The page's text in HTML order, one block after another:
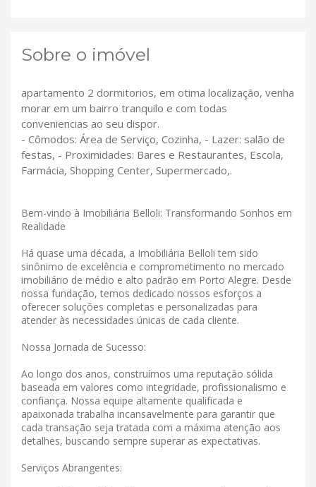
Sobre o imóvel
apartamento 2 dormitorios, em otima localização, venha
morar em um bairro tranquilo e com todas
conveniencias ao seu dispor.
- Cômodos: Área de Serviço, Cozinha, - Lazer: salão de
festas, - Proximidades: Bares e Restaurantes, Escola,
Farmácia, Shopping Center, Supermercado,.
Bem-vindo à Imobiliária Belloli: Transformando Sonhos em
Realidade
Há quase uma década, a Imobiliária Belloli tem sido
sinônimo de excelência e comprometimento no mercado
imobiliário de médio e alto padrão em Porto Alegre. Desde
nossa fundação, temos dedicado nossos esforços a
oferecer soluções completas e personalizadas para
atender às necessidades únicas de cada cliente.
Nossa Jornada de Sucesso:
Ao longo dos anos, construímos uma reputação sólida
baseada em valores como integridade, profissionalismo e
confiança. Nossa equipe altamente qualificada e
apaixonada trabalha incansavelmente para garantir que
cada transação seja tratada com a máxima atenção aos
detalhes, buscando sempre superar as expectativas.
Serviços Abrangentes: